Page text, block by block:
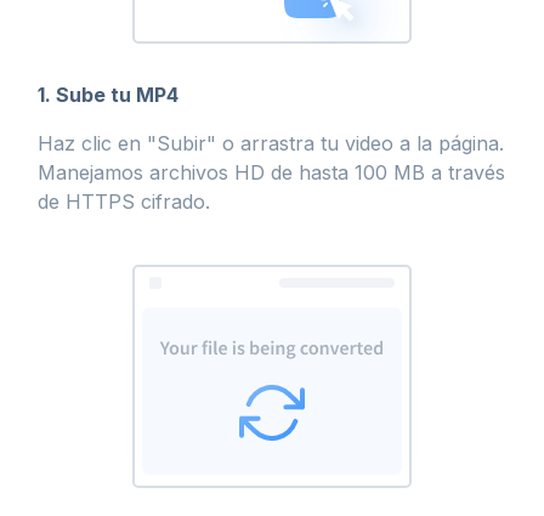
1. Sube tu MP4
Haz clic en "Subir" o arrastra tu video a la página.
Manejamos archivos HD de hasta 100 MB a través
de HTTPS cifrado.